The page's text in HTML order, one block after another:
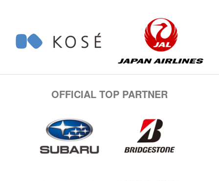
OFFICIAL TOP PARTNER